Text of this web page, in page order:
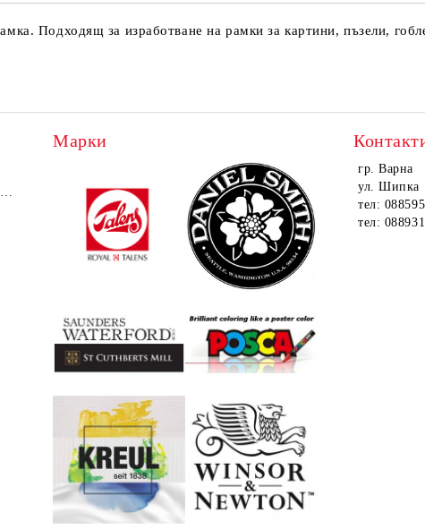
Подходящ за изработване на рамки за картини, пъзели,
Марки
гр. Варна
ул. Шипка
тел:
тел: